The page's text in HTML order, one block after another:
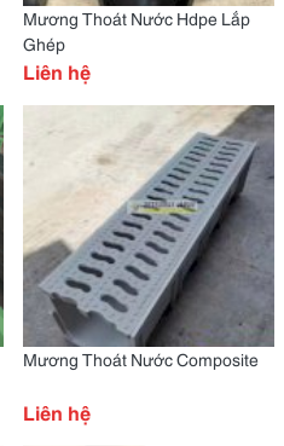
Mương Thoát Nước Hdpe Lắp
Ghép
Liên hệ
Mương Thoát Nước Composite
Liên hệ